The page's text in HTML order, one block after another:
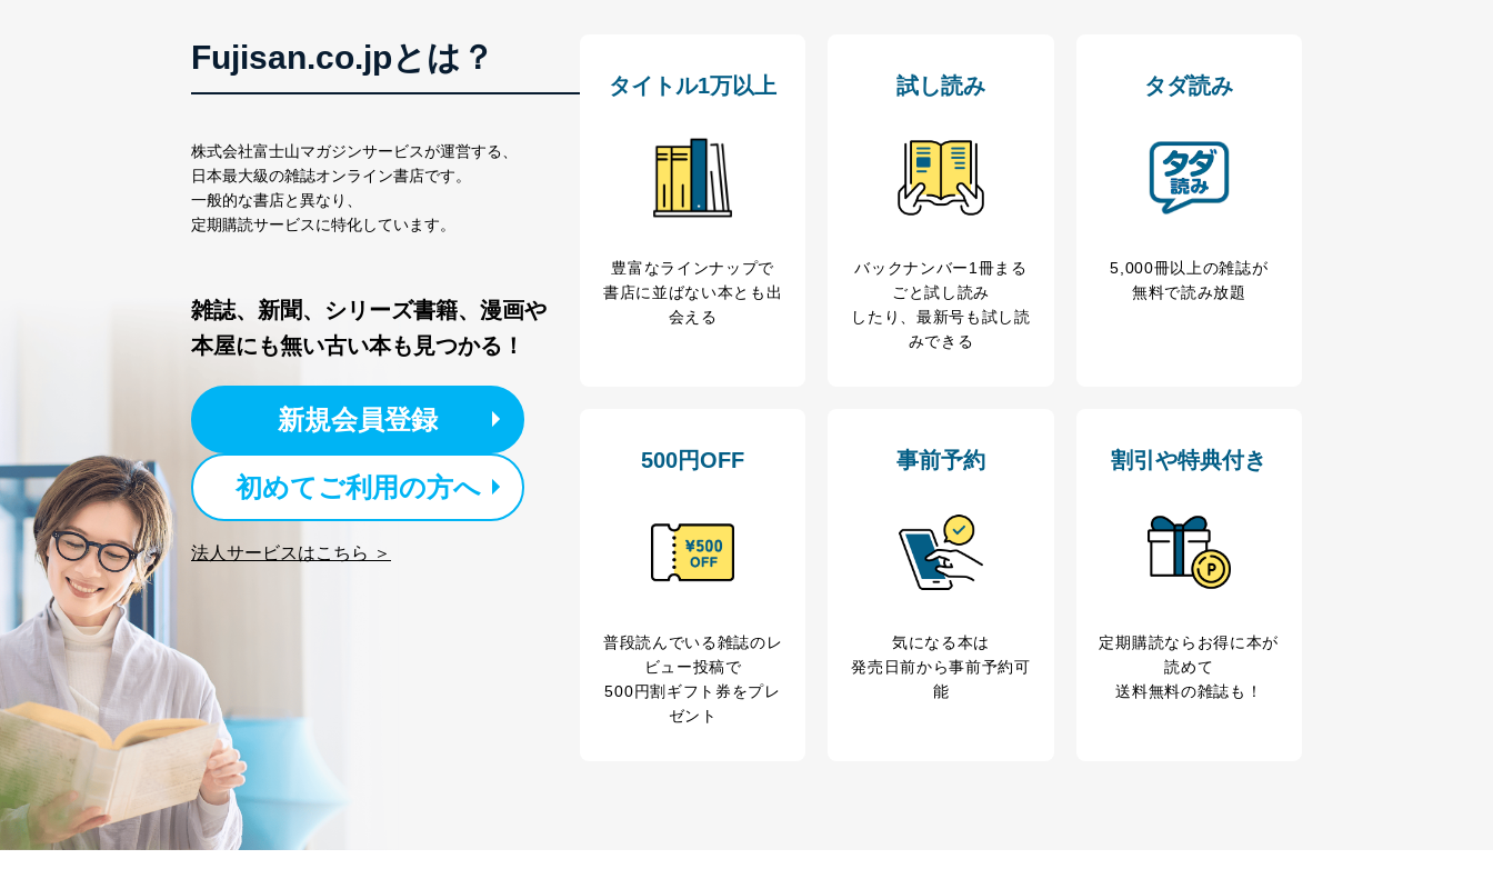
No
個人情報の種類
人情報
購入商品の配送のため
商品代金回収のため
個人が特定できない形で取得した閲覧履歴や購買履歴等の情報を分析して、趣
味・嗜好に
応じた新商品・サービスに関する広告のため
2 当社にお問合わせいただいた方の個人情報 お問い合わせ対応、トラブル対処、オペレーター教育など応対品質向上のため
ｅメール等によるカスタマーQ＆Aサイトのサービス内容のご案内のため
ｅメール等による商品、サービス、キャンペーン等の広告に関するご案内のため
4
採用応募者の方の個人情報
採用選考、ご連絡のため
5 当社の従業者の個人情報
定期購読サービス等をご利用の方の個人情報
7
SNS公式アカウントに登録された方の個人情
報
当社のサービス利用状況の把握およびその分析のため
※上記の利用目的のうちNo.1～5については保有個人データ（開示対象個人情報）の利用目的であり、下記4.の開示等のご請求に
対応させていただきます。
なお、6、7については、パートナー（提携企業）様又は各SNS運営会社様にご請求いただきますようお願い致します。
当社は、取得した個人情報を適切に管理し､あらかじめ本人の同意を得ることなく第三者に提供することはありません。ただし、
国の機関もしくは地方公共団体またはその委託を受けた者が法令の定める事務を遂行することに対して協力する必要がある場合
Fujisan.co.jpとは？
株式会社富士山マガジンサービスが運営する、
日本最大級の雑誌オンライン書店です。
一般的な書店と異なり、
定期購読サービスに特化しています。
雑誌、新聞、シリーズ書籍、漫画や
本屋にも無い古い本も見つかる！
新規会員登録
初めてご利用の方へ
法人サービスはこちら ＞
タイトル1万以上
豊富なラインナップで
書店に並ばない本とも出
会える
試し読み
バックナンバー1冊まる
ごと試し読み
したり、最新号も試し読
みできる
タダ読み
5,000冊以上の雑誌が
無料で読み放題
500円OFF
普段読んでいる雑誌のレ
ビュー投稿で
500円割ギフト券をプレ
ゼント
事前予約
気になる本は
発売日前から事前予約可
能
割引や特典付き
定期購読なら お得に本が
読めて
送料無料の雑誌も！